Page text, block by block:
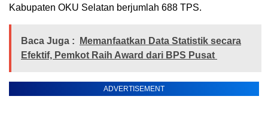
Kabupaten OKU Selatan berjumlah 688 TPS.
Baca Juga :
Memanfaatkan Data Statistik secara
Efektif, Pemkot Raih Award dari BPS Pusat
ADVERTISEMENT